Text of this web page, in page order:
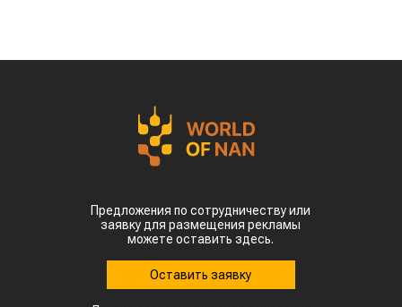
Предложения по сотрудничеству или
заявку для размещения рекламы
можете оставить здесь.
Оставить заявку